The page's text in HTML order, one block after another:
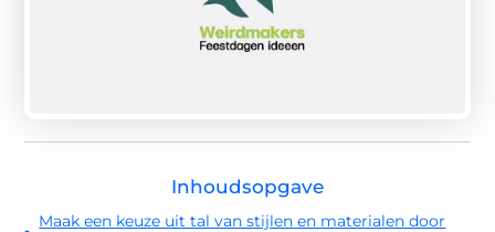
Inhoudsopgave
Maak een keuze uit tal van stijlen en materialen door